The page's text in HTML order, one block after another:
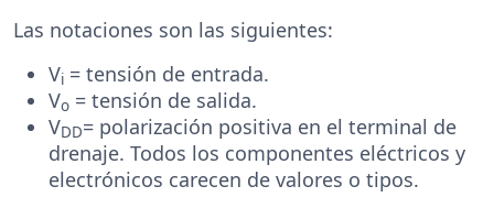
Las notaciones son las siguientes:
Vi = tensión de entrada.
Vo = tensión de salida.
VDD= polarización positiva en el terminal de
drenaje. Todos los componentes eléctricos y
electrónicos carecen de valores o tipos.